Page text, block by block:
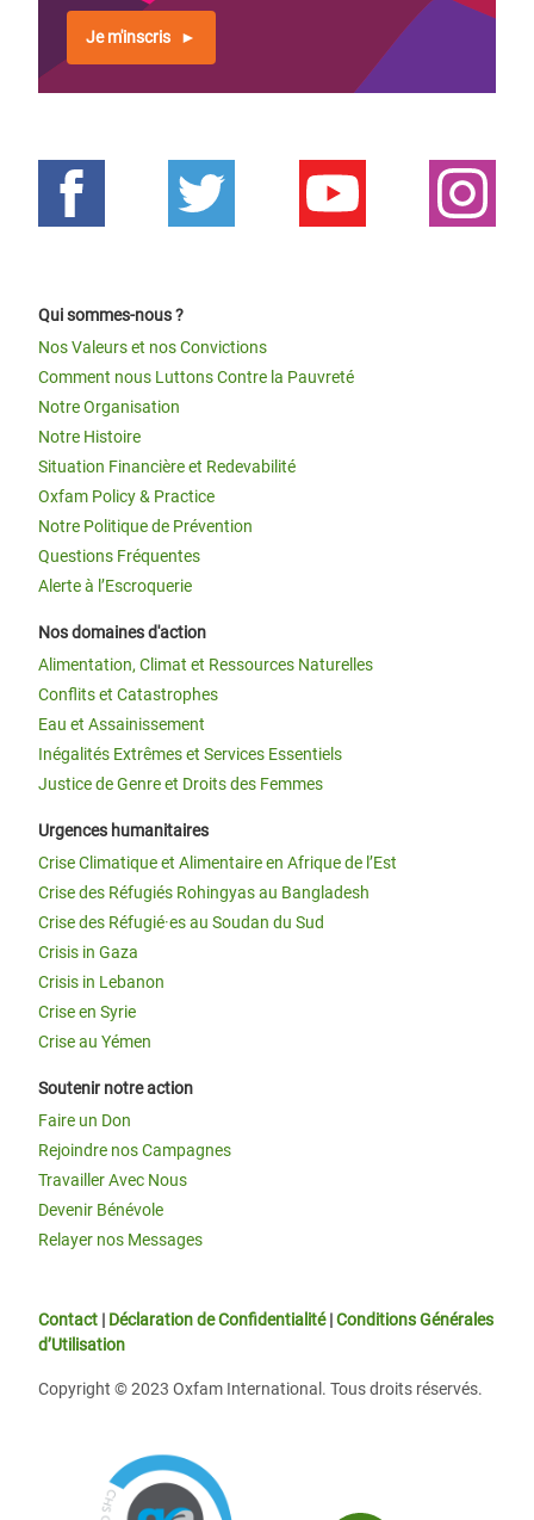
Je m'inscris
Qui sommes-nous ?
Nos Valeurs et nos Convictions
Comment nous Luttons Contre la Pauvreté
Notre Organisation
Notre Histoire
Situation Financière et Redevabilité
Oxfam Policy & Practice
Notre Politique de Prévention
Questions Fréquentes
Alerte à l’Escroquerie
Nos domaines d'action
Alimentation, Climat et Ressources Naturelles
Conflits et Catastrophes
Eau et Assainissement
Inégalités Extrêmes et Services Essentiels
Justice de Genre et Droits des Femmes
Urgences humanitaires
Crise Climatique et Alimentaire en Afrique de l’Est
Crise des Réfugiés Rohingyas au Bangladesh
Crise des Réfugié·es au Soudan du Sud
Crisis in Gaza
Crisis in Lebanon
Crise en Syrie
Crise au Yémen
Soutenir notre action
Faire un Don
Rejoindre nos Campagnes
Travailler Avec Nous
Devenir Bénévole
Relayer nos Messages
Contact | Déclaration de Confidentialité|Conditions Générales
d’Utilisation
Copyright © 2023 Oxfam International. Tous droits réservés.